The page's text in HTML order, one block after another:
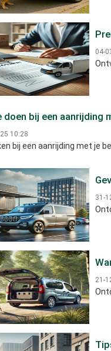
04-
doen bij een aanrijding
10:28
bij een aanrijding met je
31-
21-